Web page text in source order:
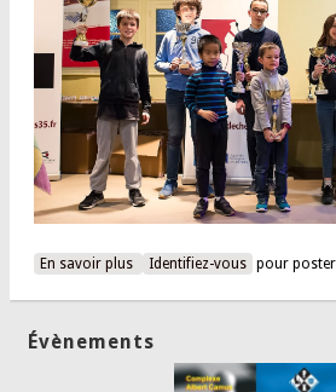
En savoir plus
à propos de 35 jeunes 2020
Identifiez-vous pour
Évènements